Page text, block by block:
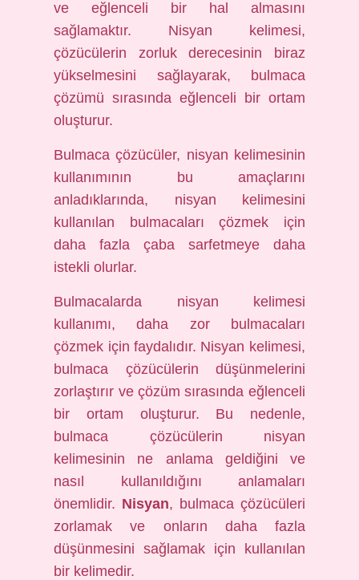
ve eğlenceli bir hal almasını
sağlamaktır. Nisyan kelimesi,
çözücülerin zorluk derecesinin biraz
yükselmesini sağlayarak, bulmaca
çözümü sırasında eğlenceli bir ortam
oluşturur.
Bulmaca çözücüler, nisyan kelimesinin
kullanımının bu amaçlarını
anladıklarında, nisyan kelimesini
kullanılan bulmacaları çözmek için
daha fazla çaba sarfetmeye daha
istekli olurlar.
Bulmacalarda nisyan kelimesi
kullanımı, daha zor bulmacaları
çözmek için faydalıdır. Nisyan kelimesi,
bulmaca çözücülerin düşünmelerini
zorlaştırır ve çözüm sırasında eğlenceli
bir ortam oluşturur. Bu nedenle,
bulmaca çözücülerin nisyan
kelimesinin ne anlama geldiğini ve
nasıl kullanıldığını anlamaları
önemlidir. Nisyan, bulmaca çözücüleri
zorlamak ve onların daha fazla
düşünmesini sağlamak için kullanılan
bir kelimedir.